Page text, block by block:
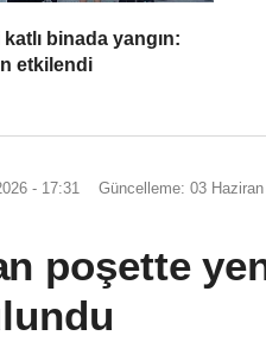
binada yangın:
etkilendi
- 17:31 Güncelleme: 03
poşette